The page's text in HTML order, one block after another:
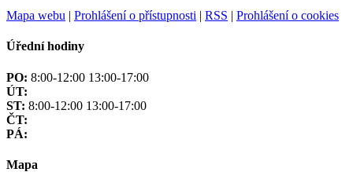
Mapa webu | Prohlášení o přístupnosti | RSS | Prohlášení o cookies
Úřední hodiny
PO: 8:00-12:00 13:00-17:00
ÚT:
ST: 8:00-12:00 13:00-17:00
ČT:
PÁ:
Mapa